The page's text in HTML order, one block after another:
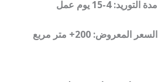
مدة التوريد: 4-15 يوم عمل
السعر المعروض: 200+ متر مربع